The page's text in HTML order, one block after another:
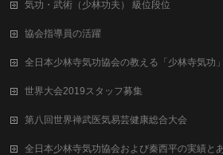
気功・武術（少林功夫） 級位段位
協会指導員の活躍
全日本少林寺気功協会の教える「少林寺気功」
世界大会2019スタッフ募集
第八回世界禅武医気易芸健康総合⼤会
全日本少林寺気功協会および秦西平の実績と